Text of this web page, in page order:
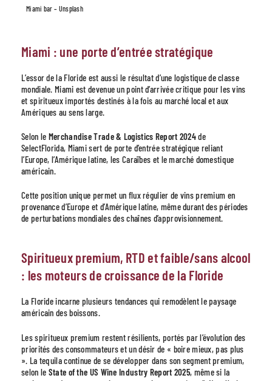
Miami bar – Unsplash
Miami : une porte d’entrée stratégique
L’essor de la Floride est aussi le résultat d’une logistique de classe
mondiale. Miami est devenue un point d’arrivée critique pour les vins
et spiritueux importés destinés à la fois au marché local et aux
Amériques au sens large.
Selon le Merchandise Trade & Logistics Report 2024de
SelectFlorida, Miami sert de porte d’entrée stratégique reliant
l’Europe, l’Amérique latine, les Caraïbes et le marché domestique
américain.
Cette position unique permet un flux régulier de vins premium en
provenance d’Europe et d’Amérique latine, même durant des périodes
de perturbations mondiales des chaînes d’approvisionnement.
Spiritueux premium, RTD et faible/sans alcool
: les moteurs de croissance de la Floride
La Floride incarne plusieurs tendances qui remodèlent le paysage
américain des boissons.
Les spiritueux premium restent résilients, portés par l’évolution des
priorités des consommateurs et un désir de « boire mieux, pas plus
». La tequila continue de se développer dans son segment premium,
selon le State of the US Wine Industry Report 2025, même si la